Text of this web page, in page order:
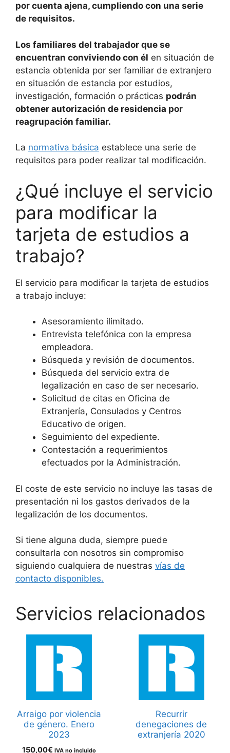
por cuenta ajena, cumpliendo con una serie
de requisitos.
Los familiares del trabajador que se
encuentran conviviendo con él en situación de
estancia obtenida por ser familiar de extranjero
en situación de estancia por estudios,
investigación, formación o prácticas podrán
obtener autorización de residencia por
reagrupación familiar.
La normativa básica establece una serie de
requisitos para poder realizar tal modificación.
¿Qué incluye el servicio
para modificar la
tarjeta de estudios a
trabajo?
El servicio para modificar la tarjeta de estudios
a trabajo incluye:
Asesoramiento ilimitado.
Entrevista telefónica con la empresa
empleadora.
Búsqueda y revisión de documentos.
Búsqueda del servicio extra de
legalización en caso de ser necesario.
Solicitud de citas en Oficina de
Extranjería, Consulados y Centros
Educativo de origen.
Seguimiento del expediente.
Contestación a requerimientos
efectuados por la Administración.
El coste de este servicio no incluye las tasas de
presentación ni los gastos derivados de la
legalización de los documentos.
Si tiene alguna duda, siempre puede
consultarla con nosotros sin compromiso
siguiendo cualquiera de nuestras vías de
contacto disponibles.
Servicios relacionados
Arraigo por violencia
de género. Enero
2023
150,00€ IVA no incluido
Recurrir
denegaciones de
extranjería 2020